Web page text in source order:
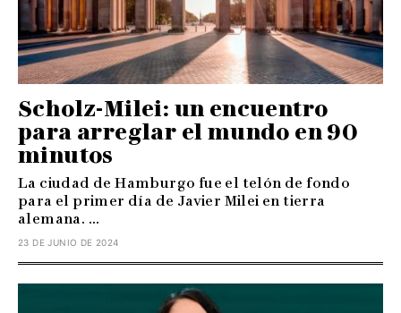
Scholz-Milei: un encuentro
para arreglar el mundo en 90
minutos
La ciudad de Hamburgo fue el telón de fondo
para el primer día de Javier Milei en tierra
alemana. ...
23 DE JUNIO DE 2024